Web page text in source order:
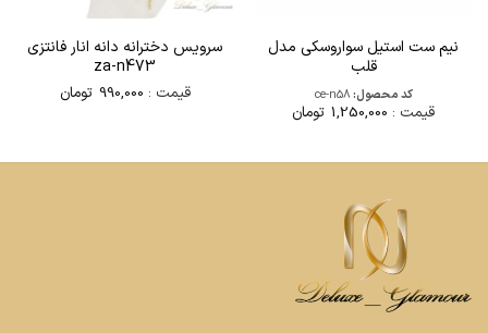
نیم ست استیل سواروسکی مدل
قلب
کد محصول:ce-n58
قیمت : 1,250,000 تومان
سرویس دخترانه دانه انار فانتزی
za-n473
قیمت : 990,000 تومان